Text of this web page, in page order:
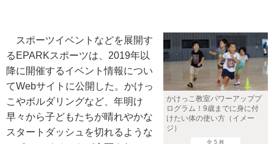
かけっこ教室パワーアッププ
ログラム！9歳までに身に付
けたい体の使い方（イメー
ジ）
全 5 枚
スポーツイベントなどを展開す
るEPARKスポーツは、2019年以
降に開催するイベント情報につい
てWebサイトに公開した。かけっ
こやボルダリングなど、年明け
早々から子どもたちが晴れやかな
スタートダッシュを切れるような